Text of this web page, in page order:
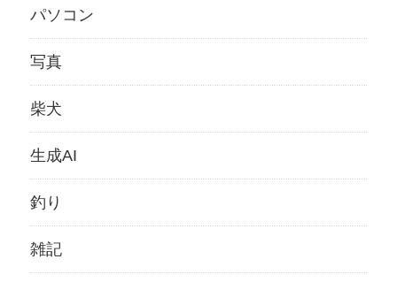
パソコン
写真
柴犬
生成AI
釣り
雑記